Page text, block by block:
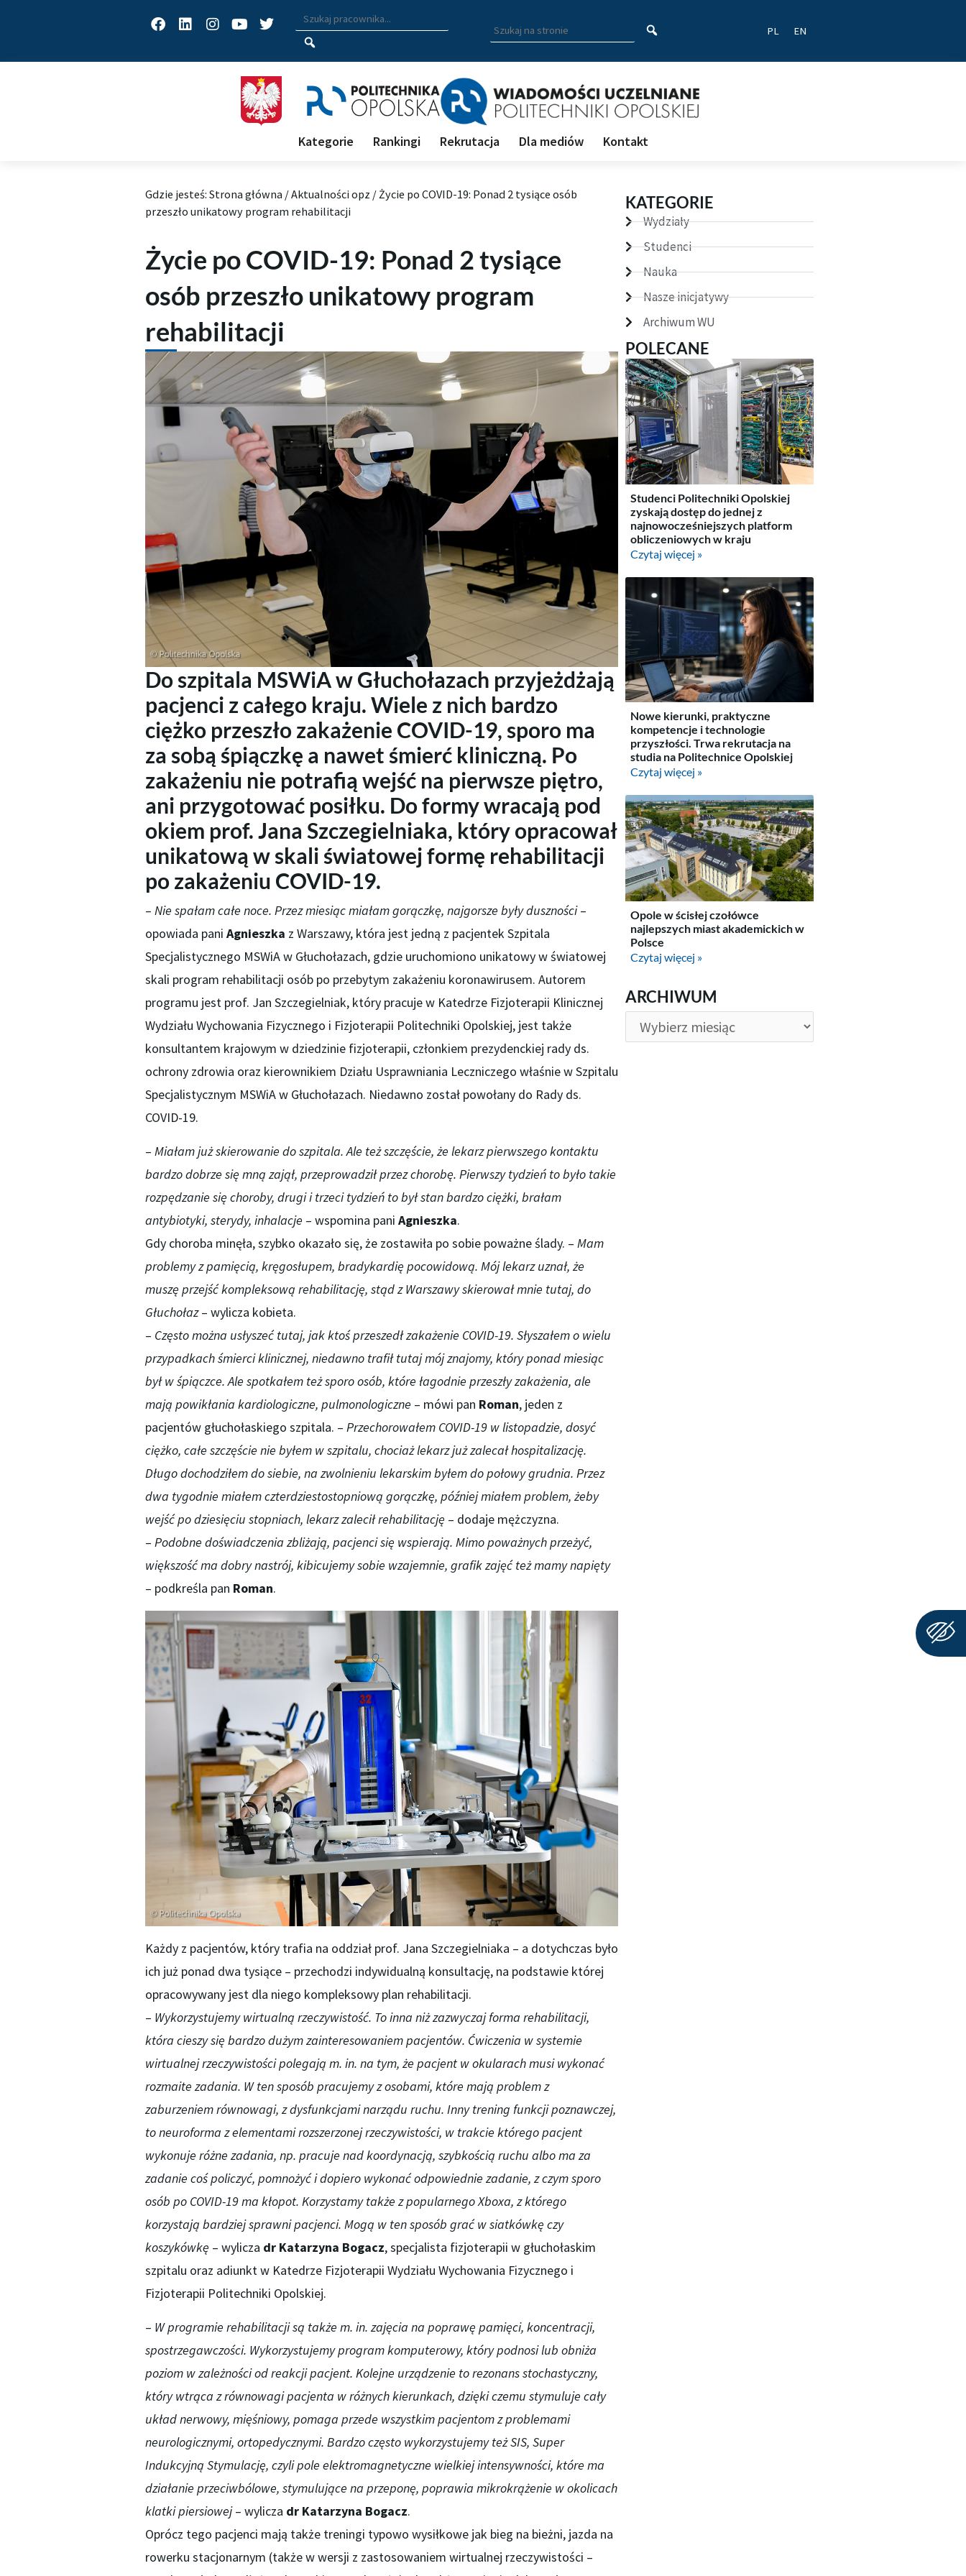
Facebook
LinkedinInstagram
YoutubeTwitterWyszukiwarka pracowników
Wpisz nazwisko, fragment nazwiska bądź imię pracownika aby wyszukać
Wpisz
szukaną
frazę
wyszukać
na
PL EN
Kategorie Rankingi Rekrutacja Dla mediów Kontakt
Gdzie jesteś: Strona główna /Aktualności opz / Życie po COVID-19: Ponad 2 tysiące osób
przeszło unikatowy program rehabilitacji
Życie po COVID-19: Ponad 2 tysiące
osób przeszło unikatowy program
rehabilitacji
Do szpitala MSWiA w Głuchołazach przyjeżdżają
pacjenci z całego kraju. Wiele z nich bardzo
ciężko przeszło zakażenie COVID-19, sporo ma
za sobą śpiączkę a nawet śmierć kliniczną. Po
zakażeniu nie potrafią wejść na pierwsze piętro,
ani przygotować posiłku. Do formy wracają pod
okiem prof. Jana Szczegielniaka, który opracował
unikatową w skali światowej formę rehabilitacji
po zakażeniu COVID-19.
– Nie spałam całe noce. Przez miesiąc miałam gorączkę, najgorsze były duszności–
opowiada pani Agnieszka z Warszawy, która jest jedną z pacjentek Szpitala
Specjalistycznego MSWiA w Głuchołazach, gdzie uruchomiono unikatowy w światowej
skali program rehabilitacji osób po przebytym zakażeniu koronawirusem. Autorem
programu jest prof. Jan Szczegielniak, który pracuje w Katedrze Fizjoterapii Klinicznej
Wydziału Wychowania Fizycznego i Fizjoterapii Politechniki Opolskiej, jest także
konsultantem krajowym w dziedzinie fizjoterapii, członkiem prezydenckiej rady ds.
ochrony zdrowia oraz kierownikiem Działu Usprawniania Leczniczego właśnie w Szpitalu
Specjalistycznym MSWiA w Głuchołazach. Niedawno został powołany do Rady ds.
COVID-19.
– Miałam już skierowanie do szpitala. Ale też szczęście, że lekarz pierwszego kontaktu
bardzo dobrze się mną zajął, przeprowadził przez chorobę. Pierwszy tydzień to było takie
rozpędzanie się choroby, drugi i trzeci tydzień to był stan bardzo ciężki, brałam
antybiotyki, sterydy, inhalacje – wspomina pani Agnieszka.
Gdy choroba minęła, szybko okazało się, że zostawiła po sobie poważne ślady. – Mam
problemy z pamięcią, kręgosłupem, bradykardię pocowidową. Mój lekarz uznał, że
muszę przejść kompleksową rehabilitację, stąd z Warszawy skierował mnie tutaj, do
Głuchołaz– wylicza kobieta.
– Często można usłyszeć tutaj, jak ktoś przeszedł zakażenie COVID-19. Słyszałem o wielu
przypadkach śmierci klinicznej, niedawno trafił tutaj mój znajomy, który ponad miesiąc
był w śpiączce. Ale spotkałem też sporo osób, które łagodnie przeszły zakażenia, ale
mają powikłania kardiologiczne, pulmonologiczne – mówi pan Roman, jeden z
pacjentów głuchołaskiego szpitala. – Przechorowałem COVID-19 w listopadzie, dosyć
ciężko, całe szczęście nie byłem w szpitalu, chociaż lekarz już zalecał hospitalizację.
Długo dochodziłem do siebie, na zwolnieniu lekarskim byłem do połowy grudnia. Przez
dwa tygodnie miałem czterdziestostopniową gorączkę, później miałem problem, żeby
wejść po dziesięciu stopniach, lekarz zalecił rehabilitację – dodaje mężczyzna.
– Podobne doświadczenia zbliżają, pacjenci się wspierają. Mimo poważnych przeżyć,
większość ma dobry nastrój, kibicujemy sobie wzajemnie, grafik zajęć też mamy napięty
– podkreśla pan Roman.
Każdy z pacjentów, który trafia na oddział prof. Jana Szczegielniaka – a dotychczas było
ich już ponad dwa tysiące – przechodzi indywidualną konsultację, na podstawie której
opracowywany jest dla niego kompleksowy plan rehabilitacji.
– Wykorzystujemy wirtualną rzeczywistość. To inna niż zazwyczaj forma rehabilitacji,
która cieszy się bardzo dużym zainteresowaniem pacjentów. Ćwiczenia w systemie
wirtualnej rzeczywistości polegają m. in. na tym, że pacjent w okularach musi wykonać
rozmaite zadania. W ten sposób pracujemy z osobami, które mają problem z
zaburzeniem równowagi, z dysfunkcjami narządu ruchu. Inny trening funkcji poznawczej,
to neuroforma z elementami rozszerzonej rzeczywistości, w trakcie którego pacjent
wykonuje różne zadania, np. pracuje nad koordynacją, szybkością ruchu albo ma za
zadanie coś policzyć, pomnożyć i dopiero wykonać odpowiednie zadanie, z czym sporo
osób po COVID-19 ma kłopot. Korzystamy także z popularnego Xboxa, z którego
korzystają bardziej sprawni pacjenci. Mogą w ten sposób grać w siatkówkę czy
koszykówkę – wylicza dr Katarzyna Bogacz, specjalista fizjoterapii w głuchołaskim
szpitalu oraz adiunkt w Katedrze Fizjoterapii Wydziału Wychowania Fizycznego i
Fizjoterapii Politechniki Opolskiej.
– W programie rehabilitacji są także m. in. zajęcia na poprawę pamięci, koncentracji,
spostrzegawczości. Wykorzystujemy program komputerowy, który podnosi lub obniża
poziom w zależności od reakcji pacjent. Kolejne urządzenie to rezonans stochastyczny,
który wtrąca z równowagi pacjenta w różnych kierunkach, dzięki czemu stymuluje cały
układ nerwowy, mięśniowy, pomaga przede wszystkim pacjentom z problemami
neurologicznymi, ortopedycznymi. Bardzo często wykorzystujemy też SIS, Super
Indukcyjną Stymulację, czyli pole elektromagnetyczne wielkiej intensywności, które ma
działanie przeciwbólowe, stymulujące na przeponę, poprawia mikrokrążenie w okolicach
klatki piersiowej– wylicza dr Katarzyna Bogacz.
Oprócz tego pacjenci mają także treningi typowo wysiłkowe jak bieg na bieżni, jazda na
rowerku stacjonarnym (także w wersji z zastosowaniem wirtualnej rzeczywistości –
KATEGORIE
Wydziały
Studenci
Nauka
Nasze inicjatywy
Archiwum WU
POLECANE
Studenci Politechniki Opolskiej
zyskają dostęp do jednej z
najnowocześniejszych platform
obliczeniowych w kraju
Czytaj więcej »
Nowe kierunki, praktyczne
kompetencje i technologie
przyszłości. Trwa rekrutacja na
studia na Politechnice Opolskiej
Czytaj więcej »
Opole w ścisłej czołówce
najlepszych miast akademickich w
Polsce
Czytaj więcej »
ARCHIWUM
ARCHIWUM